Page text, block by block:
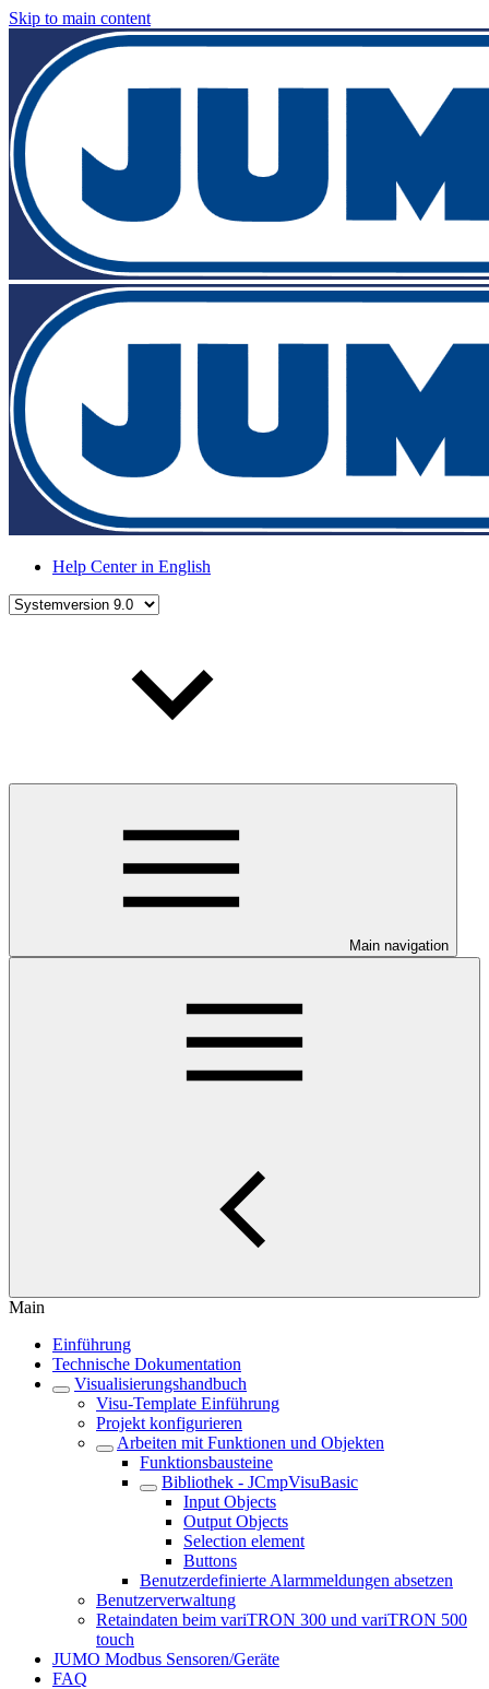
Skip to main content
Help Center in English
Main navigation
Main
Einführung
Technische Dokumentation
Visualisierungshandbuch
Visu-Template Einführung
Projekt konfigurieren
Arbeiten mit Funktionen und Objekten
Funktionsbausteine
Bibliothek - JCmpVisuBasic
Input Objects
Output Objects
Selection element
Buttons
Benutzerdefinierte Alarmmeldungen absetzen
Benutzerverwaltung
Retaindaten beim variTRON 300 und variTRON 500
touch
JUMO Modbus Sensoren/Geräte
FAQ